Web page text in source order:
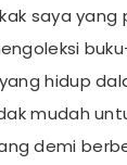
saya
hidup
mudah
demi